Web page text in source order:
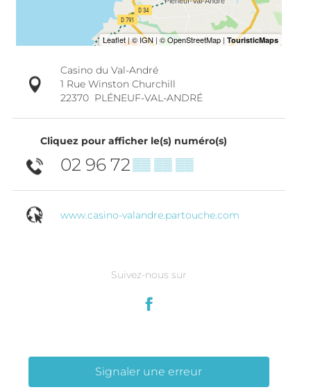
Casino du Val-André
1 Rue Winston Churchill
22370 PLÉNEUF-VAL-ANDRÉ
Cliquez pour afficher le(s) numéro(s)
02 96 72▒▒ ▒▒ ▒▒
www.casino-valandre.partouche.com
Suivez-nous sur
Signaler une erreur